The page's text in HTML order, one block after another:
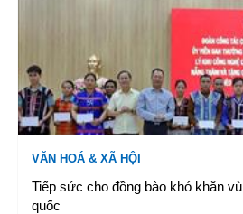
VĂN HOÁ & XÃ HỘI
Tiếp sức cho đồng bào khó khăn
quốc